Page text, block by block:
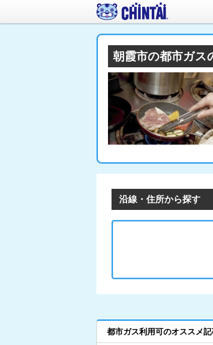
朝霞市の都市ガス
沿線・住所から探す
都市ガス利用可のオススメ記